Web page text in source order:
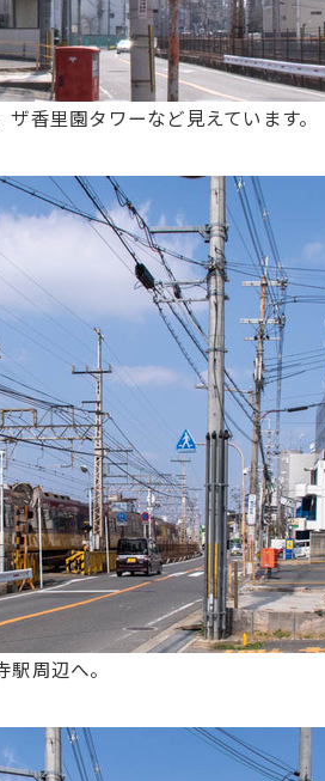
香里園タワーなど見えています。
周辺へ。